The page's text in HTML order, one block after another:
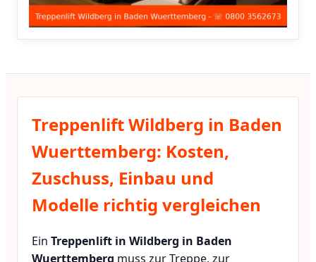
Treppenlift Wildberg in Baden
Wuerttemberg: Kosten,
Zuschuss, Einbau und
Modelle richtig vergleichen
Ein Treppenlift in Wildberg in Baden
Wuerttemberg muss zur Treppe, zur